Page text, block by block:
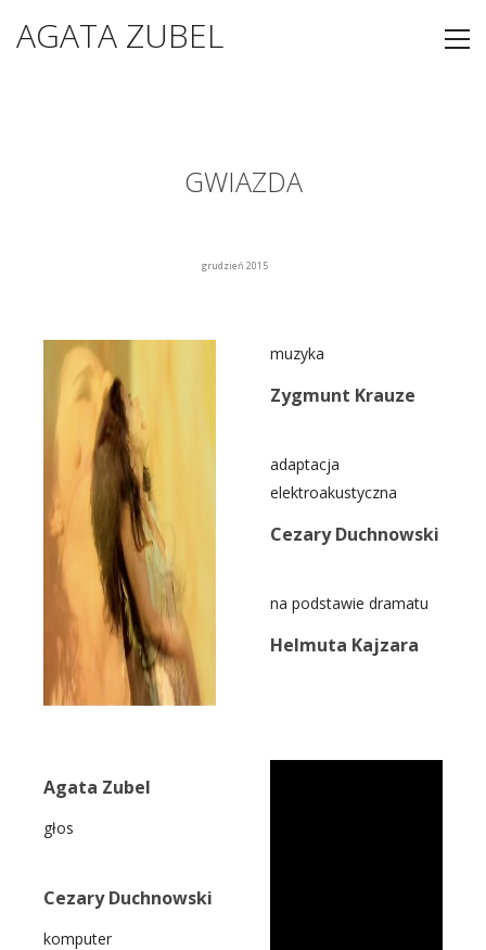
AGATA ZUBEL
GWIAZDA
grudzień 2015
muzyka
Zygmunt Krauze
adaptacja
elektroakustyczna
Cezary Duchnowski
na podstawie dramatu
Helmuta Kajzara
Agata Zubel
głos
Cezary Duchnowski
komputer